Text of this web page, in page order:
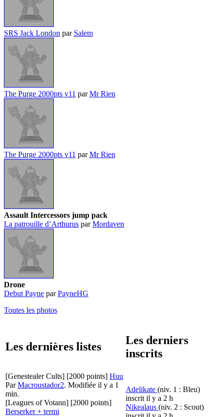
SRS Jack London par Salem
The Purge 2000pts v11 parMr Rien
The Purge 2000pts v11 parMr Rien
Assault Intercessors jump pack
La patrouille d’Arthurus parMordaven
Drone
Debut Payne parPayneHG
Toutes les photos
Les dernières listes
Les derniers
inscrits
[Genestealer Cults] [2000 points] Huu
ParMacroustador2. Modifiée il y a 1
min.
[Leagues of Votann] [2000 points]
Berserker + termi
Adelikate (niv. 1 : Bleu)
inscrit il y a 2 h
Nikealaus (niv. 2 : Scout)